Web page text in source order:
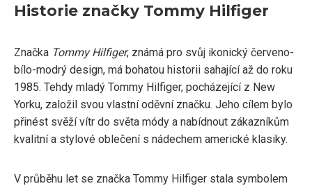
Historie značky Tommy Hilfiger
Značka Tommy Hilfiger, známá pro svůj ikonický červeno-
bílo-modrý design, má bohatou historii sahající až do roku
1985. Tehdy mladý Tommy Hilfiger, pocházející z New
Yorku, založil svou vlastní oděvní značku. Jeho cílem bylo
přinést svěží vítr do světa módy a nabídnout zákazníkům
kvalitní a stylové oblečení s nádechem americké klasiky.
V průběhu let se značka Tommy Hilfiger stala symbolem